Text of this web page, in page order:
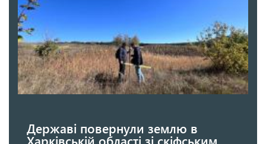
Державі повернули землю в
Харківській області зі скіфським